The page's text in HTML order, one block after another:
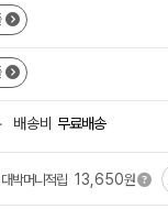
배송비 무료배송
대박머니적립 13,650원